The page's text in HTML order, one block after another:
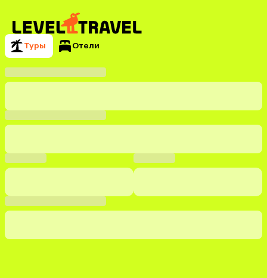
Туры Отели